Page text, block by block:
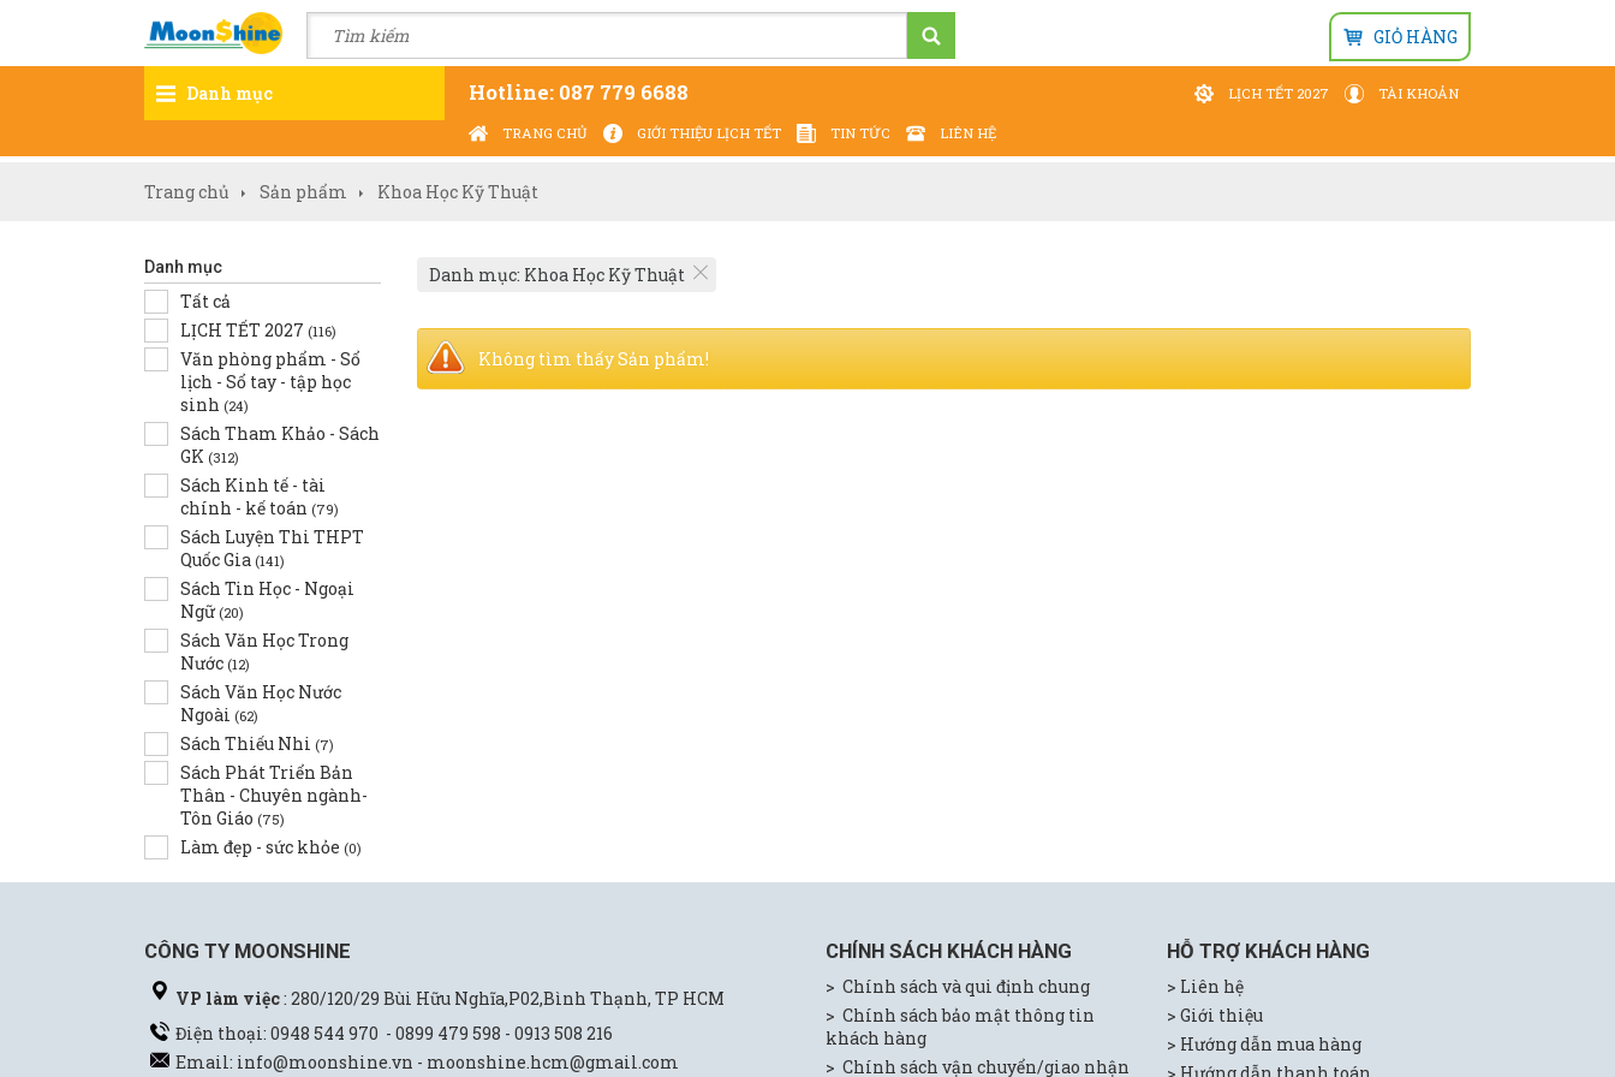
GIỎ HÀNG
LỊCH TẾT 2027 TÀI KHOẢN
Danh mục Hotline: 087 779 6688
TRANG CHỦ GIỚI THIỆU LỊCH TẾT TIN TỨC LIÊN HỆ
Trang chủ Sản phẩm Khoa Học Kỹ Thuật
Danh mục
Tất cả
LỊCH TẾT 2027 (116)
Văn phòng phẩm - Sổ
lịch - Sổ tay - tập học
sinh (24)
Sách Tham Khảo - Sách
GK (312)
Sách Kinh tế - tài
chính - kế toán (79)
Sách Luyện Thi THPT
Quốc Gia (141)
Sách Tin Học - Ngoại
Ngữ(20)
Sách Văn Học Trong
Nước (12)
Sách Văn Học Nước
Ngoài (62)
Sách Thiếu Nhi (7)
Sách Phát Triển Bản
Thân - Chuyên ngành-
Tôn Giáo (75)
Làm đẹp - sức khỏe (0)
Danh mục: Khoa Học Kỹ Thuật
Không tìm thấy Sản phẩm!
CÔNG TY MOONSHINE
VP làm việc: 280/120/29 Bùi Hữu Nghĩa,P02,Bình Thạnh, TP HCM
Điện thoại: 0948 544 970 - 0899 479 598 - 0913 508 216
Email: info@moonshine.vn - moonshine.hcm@gmail.com
CHÍNH SÁCH KHÁCH HÀNG
> Chính sách và qui định chung
> Chính sách bảo mật thông tin
khách hàng
> Chính sách vận chuyển/giao nhận
HỖ TRỢ KHÁCH HÀNG
> Liên hệ
> Giới thiệu
> Hướng dẫn mua hàng